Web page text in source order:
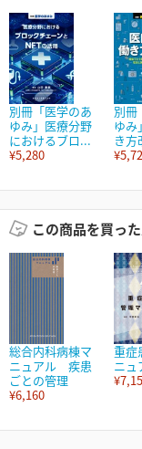
別冊「医学のあ
ゆみ」医療分野
におけるブロ...
¥5,280
別冊
ゆみ
き
この商品を買っ
総合内科病棟マ
ニュアル 疾患
ごとの管理
¥6,160
重症
ニュ